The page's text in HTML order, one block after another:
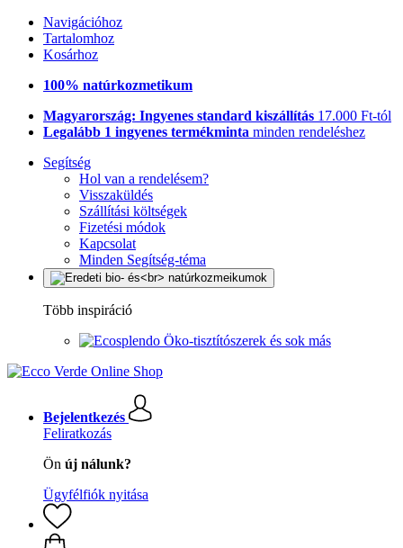
Navigációhoz
Tartalomhoz
Kosárhoz
100% natúrkozmetikum
Magyarország: Ingyenes standard kiszállítás 17.000 Ft-tól
Legalább 1 ingyenes termékminta minden rendeléshez
Segítség
Hol van a rendelésem?
Visszaküldés
Szállítási költségek
Fizetési módok
Kapcsolat
Minden Segítség-téma
Több inspiráció
Öko-tisztítószerek és sok más
Bejelentkezés
Feliratkozás
Ön új nálunk?
Ügyfélfiók nyitása